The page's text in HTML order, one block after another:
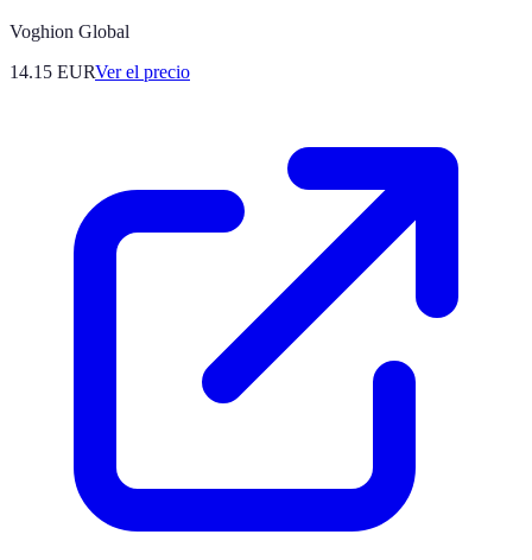
Voghion Global
14.15 EURVer el precio